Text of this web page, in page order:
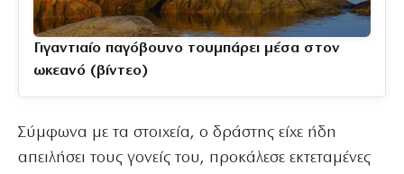
Γιγαντιαίο παγόβουνο τουμπάρει μέσα στον
ωκεανό (βίντεο)
Σύμφωνα με τα στοιχεία, ο δράστης είχε ήδη
απειλήσει τους γονείς του, προκάλεσε εκτεταμένες